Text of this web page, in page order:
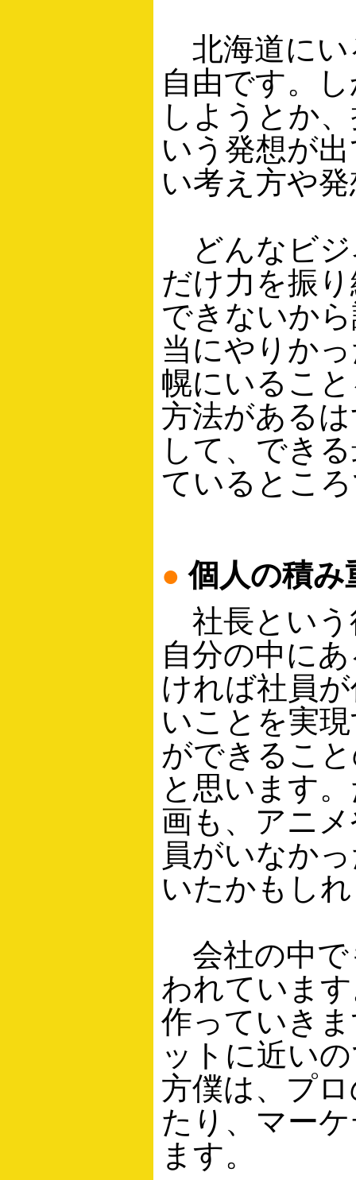
北海道にい
自由です。
しようとか
いう発想が
い考え方や
どんなビジ
だけ力を振
できないか
当にやりか
幌にいるこ
方法がある
して、でき
ているとこ
● 個人の積み
社長という
自分の中に
ければ社員
いことを実
ができるこ
と思います
画も、アニ
員がいなか
いたかもし
会社の中で
われていま
作っていき
ットに近い
方僕は、プ
たり、マー
ます。